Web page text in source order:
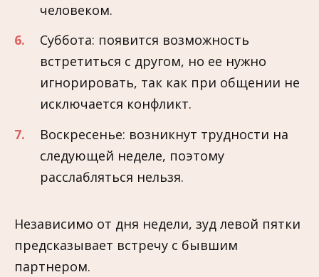
человеком.
Суббота: появится возможность
встретиться с другом, но ее нужно
игнорировать, так как при общении не
исключается конфликт.
Воскресенье: возникнут трудности на
следующей неделе, поэтому
расслабляться нельзя.
Независимо от дня недели, зуд левой пятки
предсказывает встречу с бывшим
партнером.